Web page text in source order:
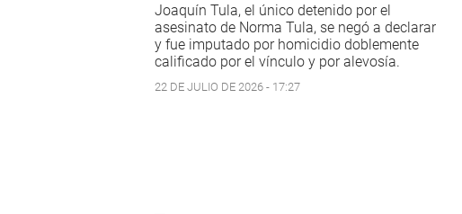
Joaquín Tula, el único detenido por el
asesinato de Norma Tula, se negó a declarar
y fue imputado por homicidio doblemente
calificado por el vínculo y por alevosía.
22 DE JULIO DE 2026 - 17:27